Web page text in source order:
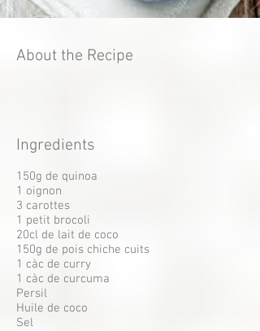
About the Recipe
Ingredients
150g de quinoa
1 oignon
3 carottes
1 petit brocoli
20cl de lait de coco
150g de pois chiche cuits
1 càc de curry
1 càc de curcuma
Persil
Huile de coco
Sel